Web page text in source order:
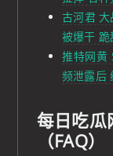
古河君
被爆干 跪
推特网黄
频泄露后
每日吃
（FAQ）